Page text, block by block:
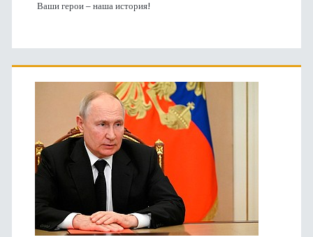
Ваши герои – наша история!